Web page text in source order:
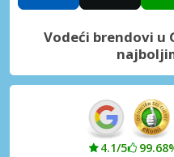
Vodeći brendovi u
4.1/5